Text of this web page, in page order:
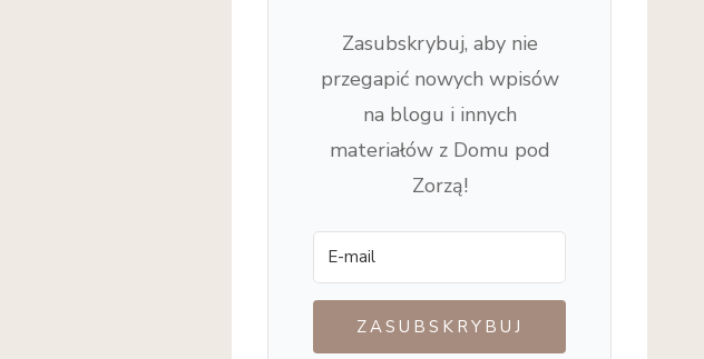
Zasubskrybuj, aby nie
przegapić nowych wpisów
na blogu i innych
materiałów z Domu pod
Zorzą!
ZASUBSKRYBUJ